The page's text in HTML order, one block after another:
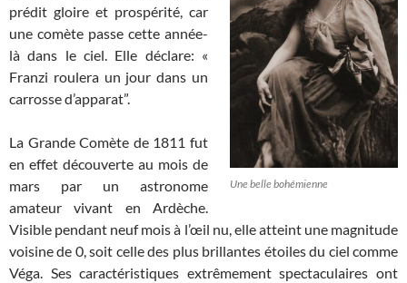
Une belle bohémienne
prédit gloire et prospérité, car
une comète passe cette année-
là dans le ciel. Elle déclare: «
Franzi roulera un jour dans un
carrosse d’apparat”.
La Grande Comète de 1811 fut
en effet découverte au mois de
mars par un astronome
amateur vivant en Ardèche.
Visible pendant neuf mois à l’œil nu, elle atteint une magnitude
voisine de 0, soit celle des plus brillantes étoiles du ciel comme
Véga. Ses caractéristiques extrêmement spectaculaires ont